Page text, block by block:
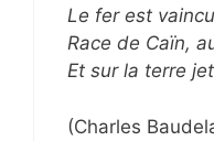
Le fer est
Race de Caïn,
Et sur la terre
(Charles